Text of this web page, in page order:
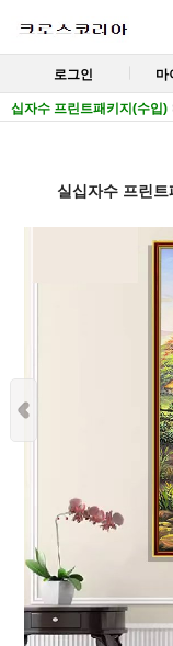
로그인 마
십자수 프린트패키지(수입)
실십자수 프린